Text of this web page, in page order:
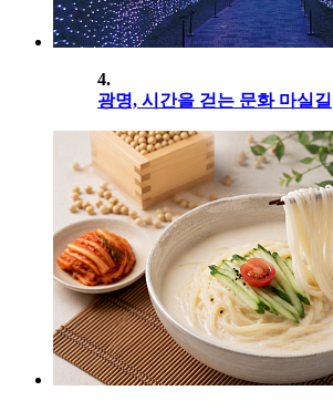
4.
광명, 시간을 걷는 문화 마실길